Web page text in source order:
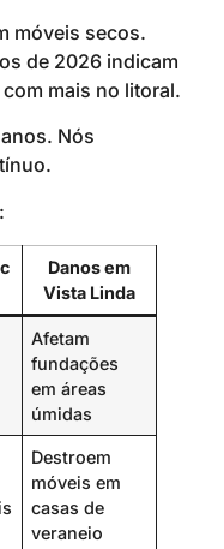
móveis secos.
de 2026 indicam
mais no litoral.
Nós
Danos em
Vista Linda
Afetam
fundações
em áreas
úmidas
Destroem
móveis em
casas de
veraneio